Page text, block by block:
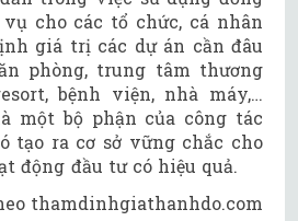
cho các tổ chức, cá nhân
giá trị các dự án cần đâu
phòng, trung tâm thương
bệnh viện, nhà máy,…
một bộ phận của công tác
tạo ra cơ sở vững chắc cho
động đầu tư có hiệu quả.
thamdinhgiathanhdo.com